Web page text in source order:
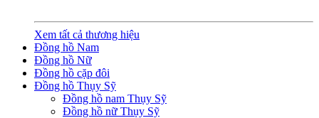
Xem tất cả thương hiệu
Đồng hồ Nam
Đồng hồ Nữ
Đồng hồ cặp đôi
Đồng hồ Thụy Sỹ
Đồng hồ nam Thụy Sỹ
Đồng hồ nữ Thụy Sỹ